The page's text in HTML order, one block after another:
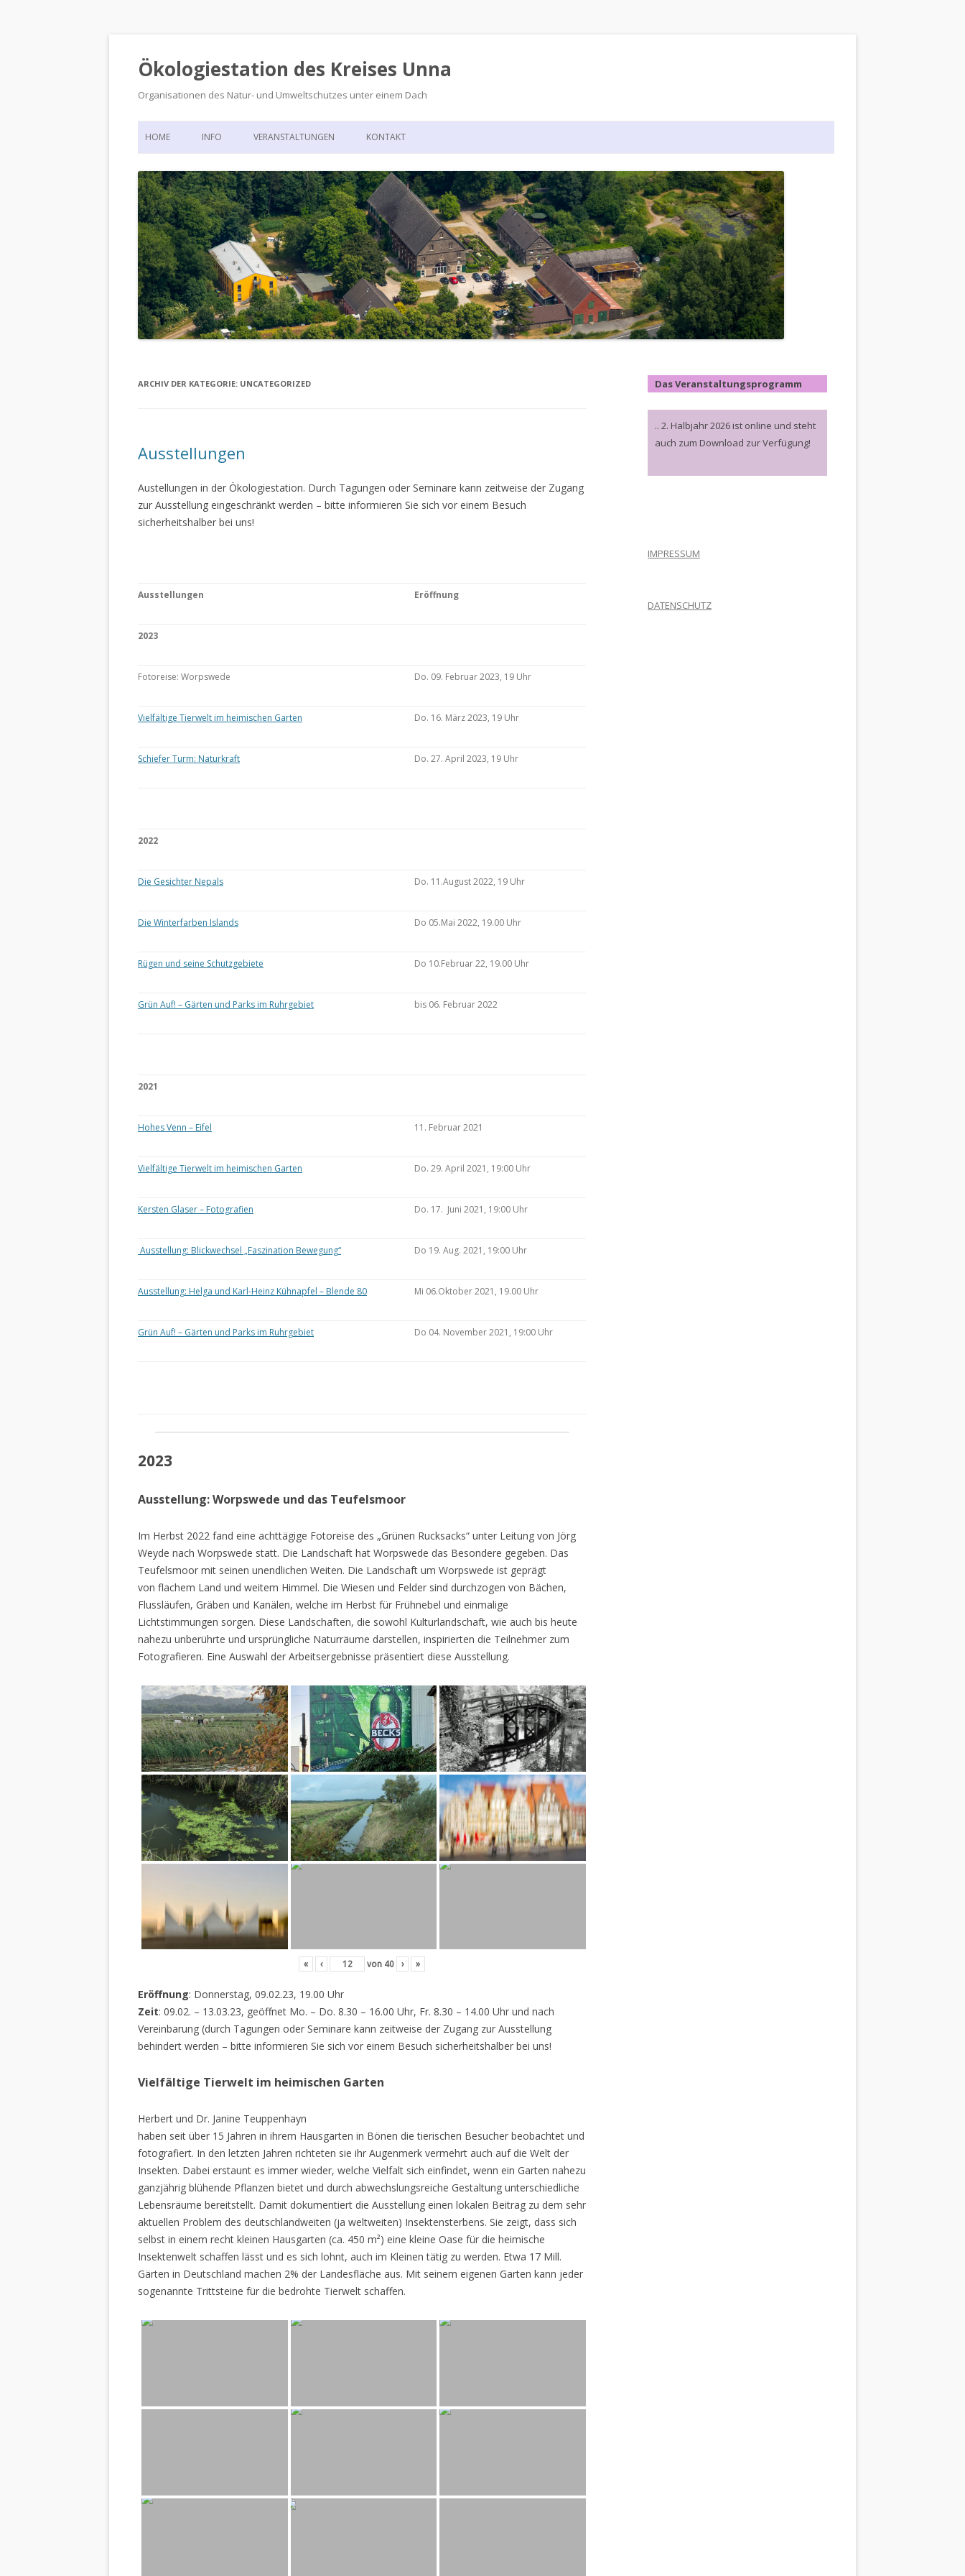
Ökologiestation des Kreises Unna
Organisationen des Natur- und Umweltschutzes unter einem Dach
Zum
HOME INFO
DIE ÖKOLOGIESTATION – FAST
900 JAHRE VORGESCHICHTE
VERANSTALTUNGEN KONTAKT
ARCHIV DER KATEGORIE: UNCATEGORIZED
Ausstellungen
Austellungen in der Ökologiestation. Durch Tagungen oder Seminare kann zeitweise der Zugang
zur Ausstellung eingeschränkt werden – bitte informieren Sie sich vor einem Besuch
sicherheitshalber bei uns!
Ausstellungen Eröffnung
2023
Fotoreise: Worpswede Do. 09. Februar 2023, 19 Uhr
Vielfältige Tierwelt im heimischen Garten Do. 16. März 2023, 19 Uhr
Schiefer Turm: Naturkraft Do. 27. April 2023, 19 Uhr
2022
Die Gesichter Nepals Do. 11.August 2022, 19 Uhr
Die Winterfarben Islands Do 05.Mai 2022, 19.00 Uhr
Rügen und seine Schutzgebiete Do 10.Februar 22, 19.00 Uhr
Grün Auf! – Gärten und Parks im Ruhrgebiet bis 06. Februar 2022
2021
Hohes Venn – Eifel 11. Februar 2021
Vielfältige Tierwelt im heimischen Garten Do. 29. April 2021, 19:00 Uhr
Kersten Glaser – Fotografien Do. 17. Juni 2021, 19:00 Uhr
Ausstellung: Blickwechsel „Faszination Bewegung“ Do 19. Aug. 2021, 19:00 Uhr
Ausstellung: Helga und Karl-Heinz Kühnapfel – Blende 80 Mi 06.Oktober 2021, 19.00 Uhr
Grün Auf! – Gärten und Parks im Ruhrgebiet Do 04. November 2021, 19:00 Uhr
2023
Ausstellung: Worpswede und das Teufelsmoor
Im Herbst 2022 fand eine achttägige Fotoreise des „Grünen Rucksacks“ unter Leitung von Jörg
Weyde nach Worpswede statt. Die Landschaft hat Worpswede das Besondere gegeben. Das
Teufelsmoor mit seinen unendlichen Weiten. Die Landschaft um Worpswede ist geprägt
von flachem Land und weitem Himmel. Die Wiesen und Felder sind durchzogen von Bächen,
Flussläufen, Gräben und Kanälen, welche im Herbst für Frühnebel und einmalige
Lichtstimmungen sorgen. Diese Landschaften, die sowohl Kulturlandschaft, wie auch bis heute
nahezu unberührte und ursprüngliche Naturräume darstellen, inspirierten die Teilnehmer zum
Fotografieren. Eine Auswahl der Arbeitsergebnisse präsentiert diese Ausstellung.
« ‹ von 40 › »
Eröffnung: Donnerstag, 09.02.23, 19.00 Uhr
Zeit: 09.02. – 13.03.23, geöffnet Mo. – Do. 8.30 – 16.00 Uhr, Fr. 8.30 – 14.00 Uhr und nach
Vereinbarung (durch Tagungen oder Seminare kann zeitweise der Zugang zur Ausstellung
behindert werden – bitte informieren Sie sich vor einem Besuch sicherheitshalber bei uns!
Vielfältige Tierwelt im heimischen Garten
Herbert und Dr. Janine Teuppenhayn
haben seit über 15 Jahren in ihrem Hausgarten in Bönen die tierischen Besucher beobachtet und
fotografiert. In den letzten Jahren richteten sie ihr Augenmerk vermehrt auch auf die Welt der
Insekten. Dabei erstaunt es immer wieder, welche Vielfalt sich einfindet, wenn ein Garten nahezu
ganzjährig blühende Pflanzen bietet und durch abwechslungsreiche Gestaltung unterschiedliche
Lebensräume bereitstellt. Damit dokumentiert die Ausstellung einen lokalen Beitrag zu dem sehr
aktuellen Problem des deutschlandweiten (ja weltweiten) Insektensterbens. Sie zeigt, dass sich
selbst in einem recht kleinen Hausgarten (ca. 450 m²) eine kleine Oase für die heimische
Insektenwelt schaffen lässt und es sich lohnt, auch im Kleinen tätig zu werden. Etwa 17 Mill.
Gärten in Deutschland machen 2% der Landesfläche aus. Mit seinem eigenen Garten kann jeder
sogenannte Trittsteine für die bedrohte Tierwelt schaffen.
Das Veranstaltungsprogramm
.. 2. Halbjahr 2026 ist online und steht
auch zum Download zur Verfügung!
IMPRESSUM
DATENSCHUTZ